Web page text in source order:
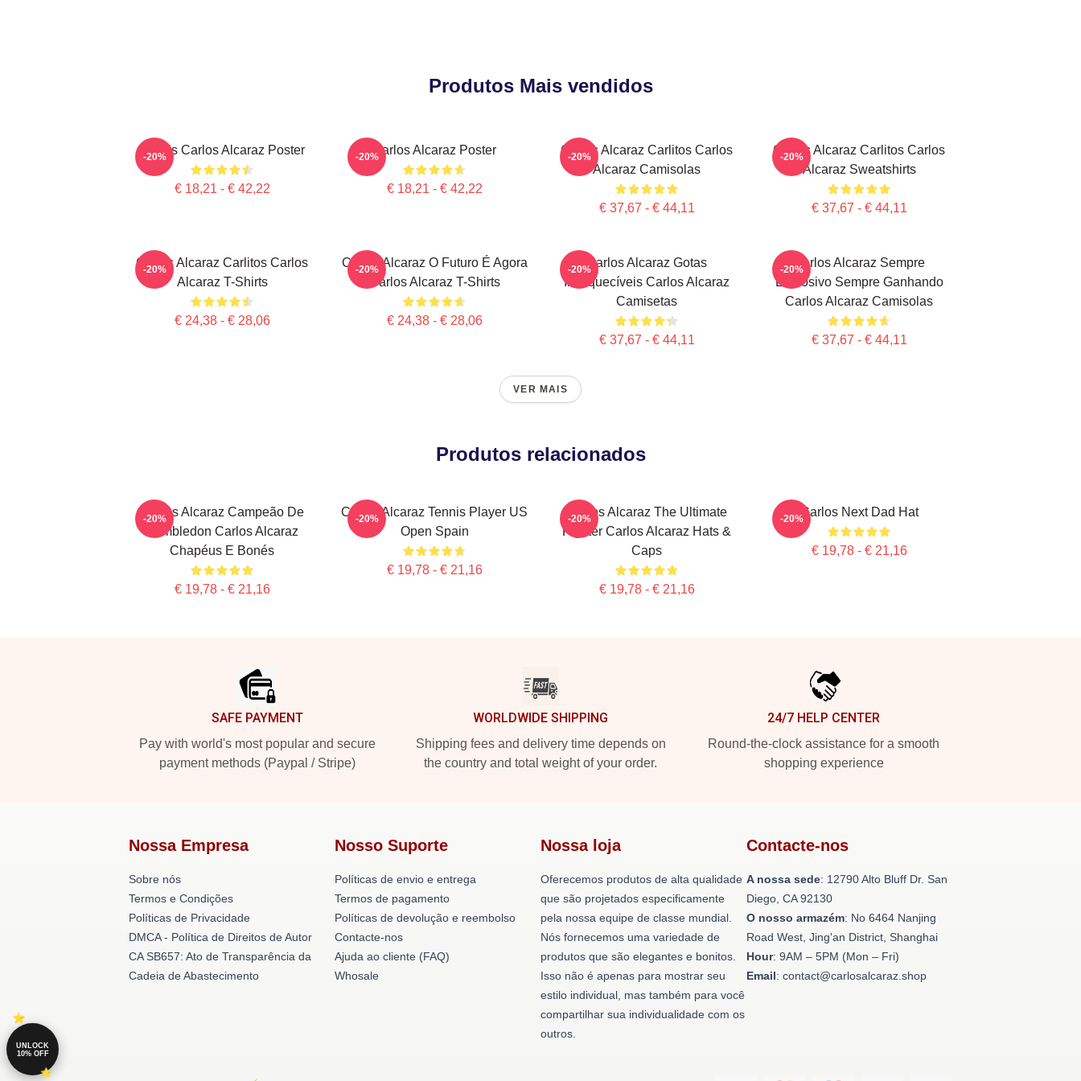
Produtos Mais vendidos
Tennis Carlos Alcaraz Poster
€ 18,21 - € 42,22
-20% Carlos Alcaraz Poster
€ 18,21 - € 42,22
-20%
Carlos Alcaraz Carlitos Carlos
Alcaraz Camisolas
€ 37,67 - € 44,11
-20%
Carlos Alcaraz Carlitos Carlos
Alcaraz Sweatshirts
€ 37,67 - € 44,11
-20%
Carlos Alcaraz Carlitos Carlos
Alcaraz T-Shirts
€ 24,38 - € 28,06
-20%
Carlos Alcaraz O Futuro É Agora
Carlos Alcaraz T-Shirts
€ 24,38 - € 28,06
-20%
Carlos Alcaraz Gotas
Inesquecíveis Carlos Alcaraz
Camisetas
€ 37,67 - € 44,11
-20%
Carlos Alcaraz Sempre
Explosivo Sempre Ganhando
Carlos Alcaraz Camisolas
€ 37,67 - € 44,11
-20%
VER MAIS
Produtos relacionados
Carlos Alcaraz Campeão De
Wimbledon Carlos Alcaraz
Chapéus E Bonés
€ 19,78 - € 21,16
-20%
Carlos Alcaraz Tennis Player US
Open Spain
€ 19,78 - € 21,16
-20%
Carlos Alcaraz The Ultimate
Fighter Carlos Alcaraz Hats &
Caps
€ 19,78 - € 21,16
-20% Carlos Next Dad Hat
€ 19,78 - € 21,16
-20%
SAFE PAYMENT
Pay with world's most popular and secure
payment methods (Paypal / Stripe)
WORLDWIDE SHIPPING
Shipping fees and delivery time depends on
the country and total weight of your order.
24/7 HELP CENTER
Round-the-clock assistance for a smooth
shopping experience
Nossa Empresa
Sobre nós
Termos e Condições
Políticas de Privacidade
DMCA - Política de Direitos de Autor
CA SB657: Ato de Transparência da
Cadeia de Abastecimento
Nosso Suporte
Políticas de envio e entrega
Termos de pagamento
Políticas de devolução e reembolso
Contacte-nos
Ajuda ao cliente (FAQ)
Whosale
Nossa loja
Oferecemos produtos de alta qualidade
que são projetados especificamente
pela nossa equipe de classe mundial.
Nós fornecemos uma variedade de
produtos que são elegantes e bonitos.
Isso não é apenas para mostrar seu
estilo individual, mas também para você
compartilhar sua individualidade com os
outros.
Contacte-nos
A nossa sede: 12790 Alto Bluff Dr. San
Diego, CA 92130
O nosso armazém: No 6464 Nanjing
Road West, Jing'an District, Shanghai
Hour: 9AM – 5PM (Mon – Fri)
Email: contact@carlosalcaraz.shop
UNLOCK
10% OFF